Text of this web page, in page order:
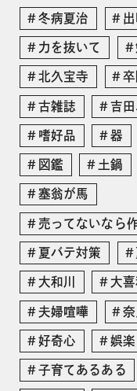
冬病夏治
力を抜いて
北久宝寺 卒
古雑誌 吉田
嗜好品 器
図鑑 土鍋
塞翁が馬
売ってないなら
夏バテ対策
大和川 大喜
夫婦喧嘩 奈
好奇心 娯楽
子育てあるある